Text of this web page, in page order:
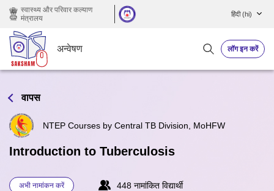
छोड़ कर मुख्य सामग्री पर जाएं
स्वास्थ्य और परिवार कल्याण
मंत्रालय
हिंदी ‎(hi)‎
अन्वेषण लॉग इन करें
वापस
NTEP Courses by Central TB Division, MoHFW
Introduction to Tuberculosis
अभी नामांकन करें 448 नामांकित विद्यार्थी